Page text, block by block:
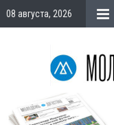
08 августа, 2026